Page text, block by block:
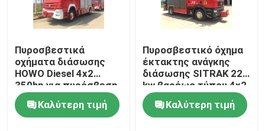
Τεχνικό Όχημα Έκτακτης Ανάγκης
Πυροσβεστικά
οχήματα διάσωσης
HOWO Diesel 4x2
350hp για πυρόσβεση
Καλύτερη τιμή
Πυροσβεστικό όχημα
έκτακτης ανάγκης
διάσωσης SITRAK 228
kw βαρέως τύπου 4x2
Diesel
Καλύτερη τιμή